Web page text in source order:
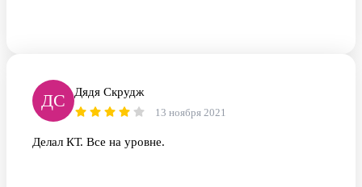
ДС Дядя Скрудж
13 ноября 2021
Делал КТ. Все на уровне.